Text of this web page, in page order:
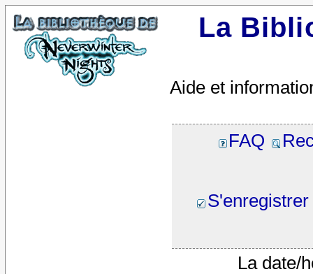
La
Aide et
FAQ
S'enregistrer
La date/